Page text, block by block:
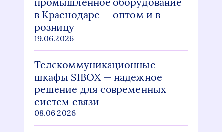
в Краснодаре — оптом и в
розницу
19.06.2026
Телекоммуникационные
шкафы SIBOX — надежное
решение для современных
систем связи
08.06.2026